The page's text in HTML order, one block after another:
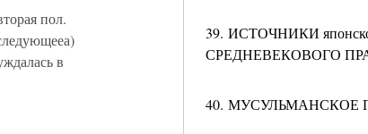
39. ИСТОЧНИКИ
СРЕДНЕВЕКОВОГО
40. МУСУЛЬМАНСКОЕ
пол.
в